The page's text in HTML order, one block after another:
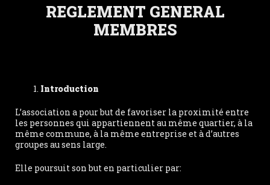
REGLEMENT GENERAL
MEMBRES
Introduction
L’association a pour but de favoriser la proximité entre
les personnes qui appartiennent au même quartier, à la
même commune, à la même entreprise et à d’autres
groupes au sens large.
Elle poursuit son but en particulier par: